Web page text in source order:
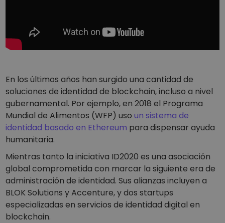
En los últimos años han surgido una cantidad de
soluciones de identidad de blockchain, incluso a nivel
gubernamental. Por ejemplo, en 2018 el Programa
Mundial de Alimentos (WFP) usoun sistema de
identidad basado en Ethereum para dispensar ayuda
humanitaria.
Mientras tanto la iniciativa ID2020 es una asociación
global comprometida con marcar la siguiente era de
administración de identidad. Sus alianzas incluyen a
BLOK Solutions y Accenture, y dos startups
especializadas en servicios de identidad digital en
blockchain.